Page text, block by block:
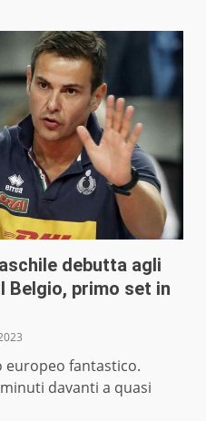
debutta agli
Belgio, primo set in
europeo fantastico.
davanti a quasi